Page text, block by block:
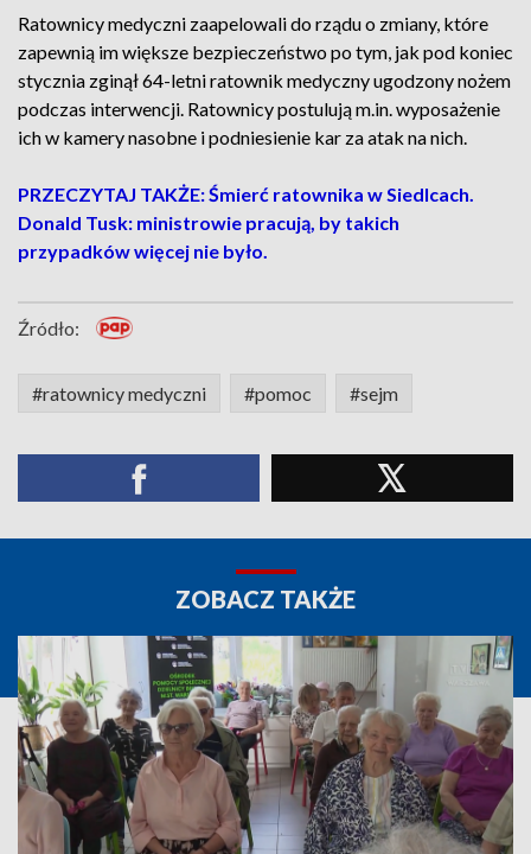
Ratownicy medyczni zaapelowali do rządu o zmiany, które
zapewnią im większe bezpieczeństwo po tym, jak pod koniec
stycznia zginął 64-letni ratownik medyczny ugodzony nożem
podczas interwencji. Ratownicy postulują m.in. wyposażenie
ich w kamery nasobne i podniesienie kar za atak na nich.
PRZECZYTAJ TAKŻE: Śmierć ratownika w Siedlcach.
Donald Tusk: ministrowie pracują, by takich
przypadków więcej nie było.
Źródło:
#ratownicy medyczni #pomoc #sejm
ZOBACZ TAKŻE